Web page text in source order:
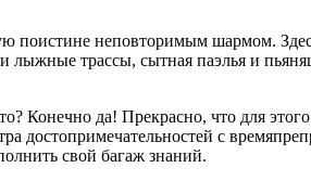
неповторимым шармом.
лыжные трассы, сытная паэлья и
да! Прекрасно, что для этого
с
свой багаж знаний.